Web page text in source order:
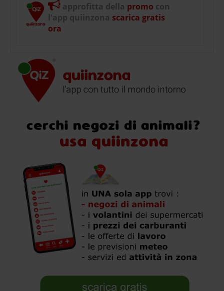
approfitta della promo con
l'app quiinzona scarica gratis
ora